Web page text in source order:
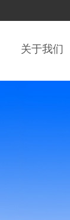
关于我们